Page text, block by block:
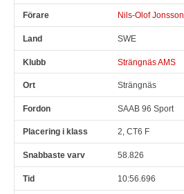
Nils-Olof Jonsson
SWE
Strängnäs AMS
Strängnäs
SAAB 96 Sport
2, CT6 F
58.826
10:56.696